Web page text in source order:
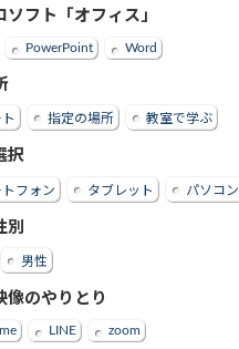
ソフト「オフィス」
PowerPoint Word
指定の場所 教室で学ぶ
択
トフォン タブレット パソコン
別
男性
像のやりとり
LINE zoom